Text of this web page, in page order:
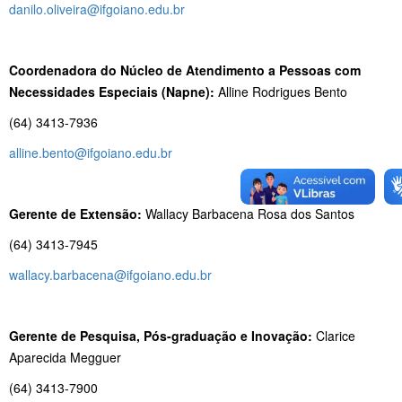
danilo.oliveira@ifgoiano.edu.br
Coordenadora do Núcleo de Atendimento a Pessoas com
Necessidades Especiais (Napne): Alline Rodrigues Bento
(64) 3413-7936
alline.bento@ifgoiano.edu.br
Gerente de Extensão: Wallacy Barbacena Rosa dos Santos
(64) 3413-7945
wallacy.barbacena@ifgoiano.edu.br
Gerente de Pesquisa, Pós-graduação e Inovação: Clarice
Aparecida Megguer
(64) 3413-7900